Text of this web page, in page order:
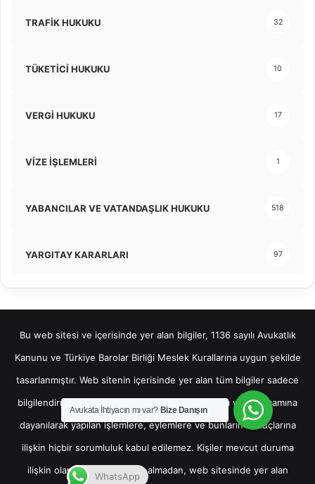
TRAFİK HUKUKU 32
TÜKETİCİ HUKUKU 10
VERGİ HUKUKU 17
VİZE İŞLEMLERİ 1
YABANCILAR VE VATANDAŞLIK HUKUKU 518
YARGITAY KARARLARI 97
Bu web sitesi ve içerisinde yer alan bilgiler, 1136 sayılı Avukatlık
Kanunu ve Türkiye Barolar Birliği Meslek Kurallarına uygun şekilde
tasarlanmıştır. Web sitenin içerisinde yer alan tüm bilgiler sadece
bilgilendirme amaçlı olup, bu bilgilerin bir kısmına veya tamamına
dayanılarak yapılan işlemlere, eylemlere ve bunların sonuçlarına
ilişkin hiçbir sorumluluk kabul edilemez. Kişiler mevcut duruma
ilişkin olarak hukuki destek almadan, web sitesinde yer alan
Avukata İhtiyacın mı var? Bize Danışın
WhatsApp